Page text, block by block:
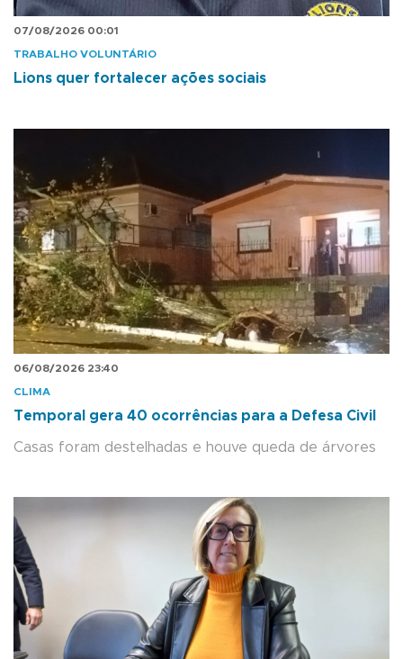
07/08/2026 00:01
TRABALHO VOLUNTÁRIO
Lions quer fortalecer ações sociais
06/08/2026 23:40
CLIMA
Temporal gera 40 ocorrências para a Defesa Civil
Casas foram destelhadas e houve queda de árvores